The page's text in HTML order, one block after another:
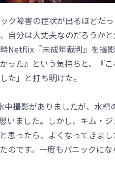
ク障害の症状が出るほどだ
自分は大丈夫なのだろうか
Netflix『未成年裁判』を撮
った』という気持ちと、『
た」と打ち明けた。
撮影がありましたが、水槽
いました。しかし、キム・
思ったら、よくなってきま
のです。一度もパニックに